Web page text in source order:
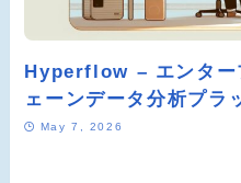
Hyperflow – エンター
ェーンデータ分析プラ
May 7, 2026